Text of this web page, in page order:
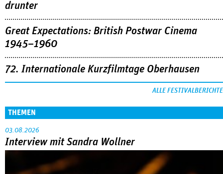
drunter
Great Expectations: British Postwar Cinema
1945–1960
72. Internationale Kurzfilmtage Oberhausen
ALLE FESTIVALBERICHTE
THEMEN
03.08.2026
Interview mit Sandra Wollner